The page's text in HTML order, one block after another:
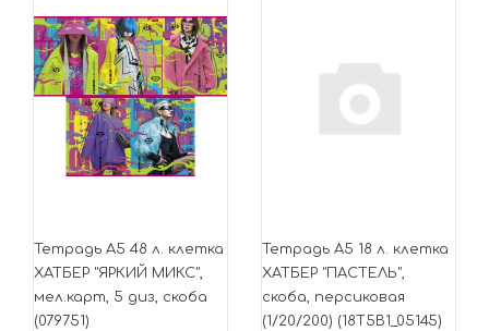
Тетрадь А5 48 л. клетка
ХАТБЕР "ЯРКИЙ МИКС",
мел.карт, 5 диз, скоба
(079751)
Тетрадь А5 18 л. клетка
ХАТБЕР "ПАСТЕЛЬ",
скоба, персиковая
(1/20/200) (18Т5В1_05145)